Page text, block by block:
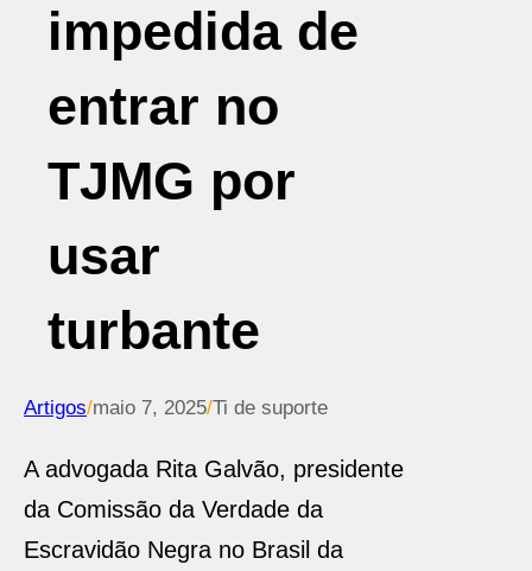
impedida de
entrar no
TJMG por
usar
turbante
Artigos/maio 7, 2025/Ti de suporte
A advogada Rita Galvão, presidente
da Comissão da Verdade da
Escravidão Negra no Brasil da